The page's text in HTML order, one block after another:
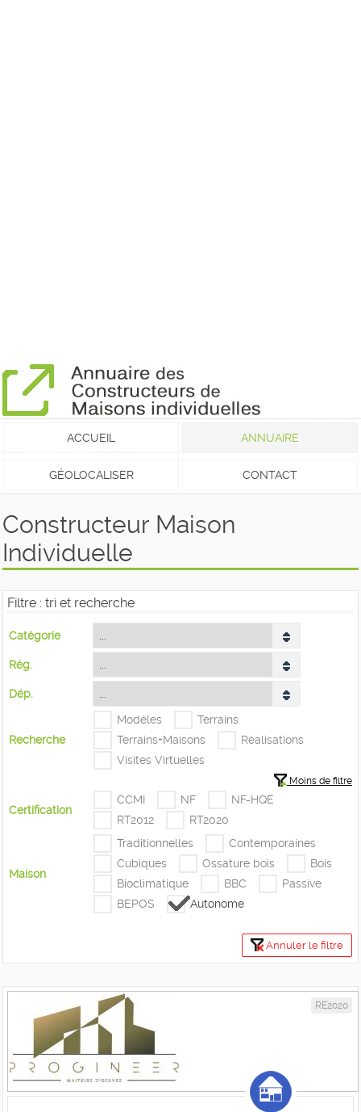
ACCUEIL ANNUAIRE
GÉOLOCALISER CONTACT
Constructeur Maison
Individuelle
Filtre : tri et recherche
Catégorie
Rég.
Dép.
Recherche
Modéles
Terrains
Terrains+Maisons
Réalisations
Visites Virtuelles
Moins de filtre
Certification
CCMI NF
NF-HQE
RT2012
RT2020
Maison
Traditionnelles
Contemporaines
Cubiques
Ossature bois
Bois
Bioclimatique
BBC
Passive
BEPOS
Autonome
Annuler le filtre
RE2020